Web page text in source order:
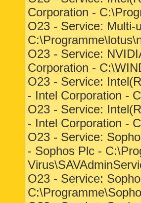
Corporation -
O23 - Service: Multi-
O23 - Service:
Corporation -
O23 - Service:
- Intel Corporation -
O23 - Service:
- Intel Corporation -
O23 - Service:
- Sophos Plc -
O23 - Service: